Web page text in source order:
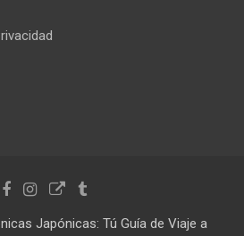
Japónicas: Tú Guía de Viaje a